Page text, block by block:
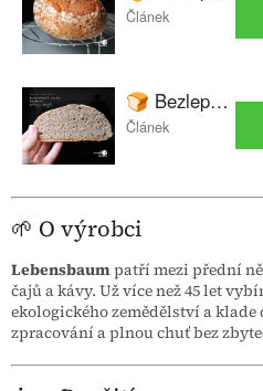
🌱 O výrobci
Lebensbaumpatří mezi přední
čajů a kávy. Už více než 45 let
ekologického zemědělství a
zpracování a plnou chuť bez